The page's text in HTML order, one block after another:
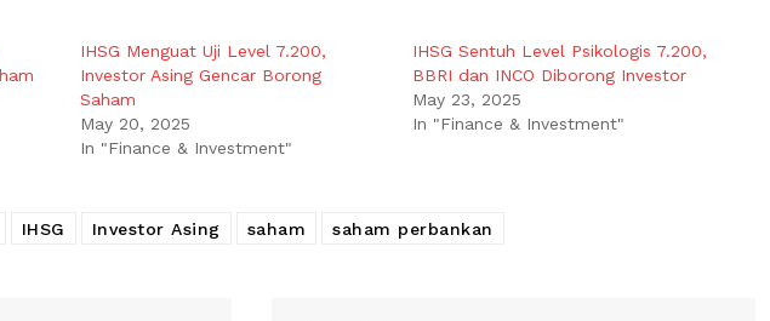
IHSG Menguat Uji Level 7.200,
Investor Asing Gencar Borong
Saham
May 20, 2025
In "Finance & Investment"
IHSG Sentuh Level Psikologis 7.200,
BBRI dan INCO Diborong Investor
May 23, 2025
In "Finance & Investment"
IHSG Investor Asing saham saham perbankan